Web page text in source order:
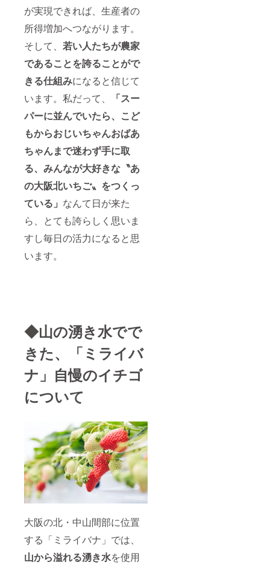
が実現できれば、生産者の
所得増加へつながります。
そして、 若い人たちが農家
であることを誇ることがで
きる仕組みになると信じて
います。私だって、
「スー
パーに並んでいたら、こど
もからおじいちゃんおばあ
ちゃんまで迷わず手に取
る、みんなが大好きな〝あ
の大阪北いちご〟をつくっ
ている」 なんて日が来た
ら、とても誇らしく思いま
すし毎日の活力になると思
います。
◆山の湧き水でで
きた、「ミライバ
ナ」自慢のイチゴ
について
大阪の北・中山間部に位置
する「ミライバナ」では、
山から溢れる湧き水を使用